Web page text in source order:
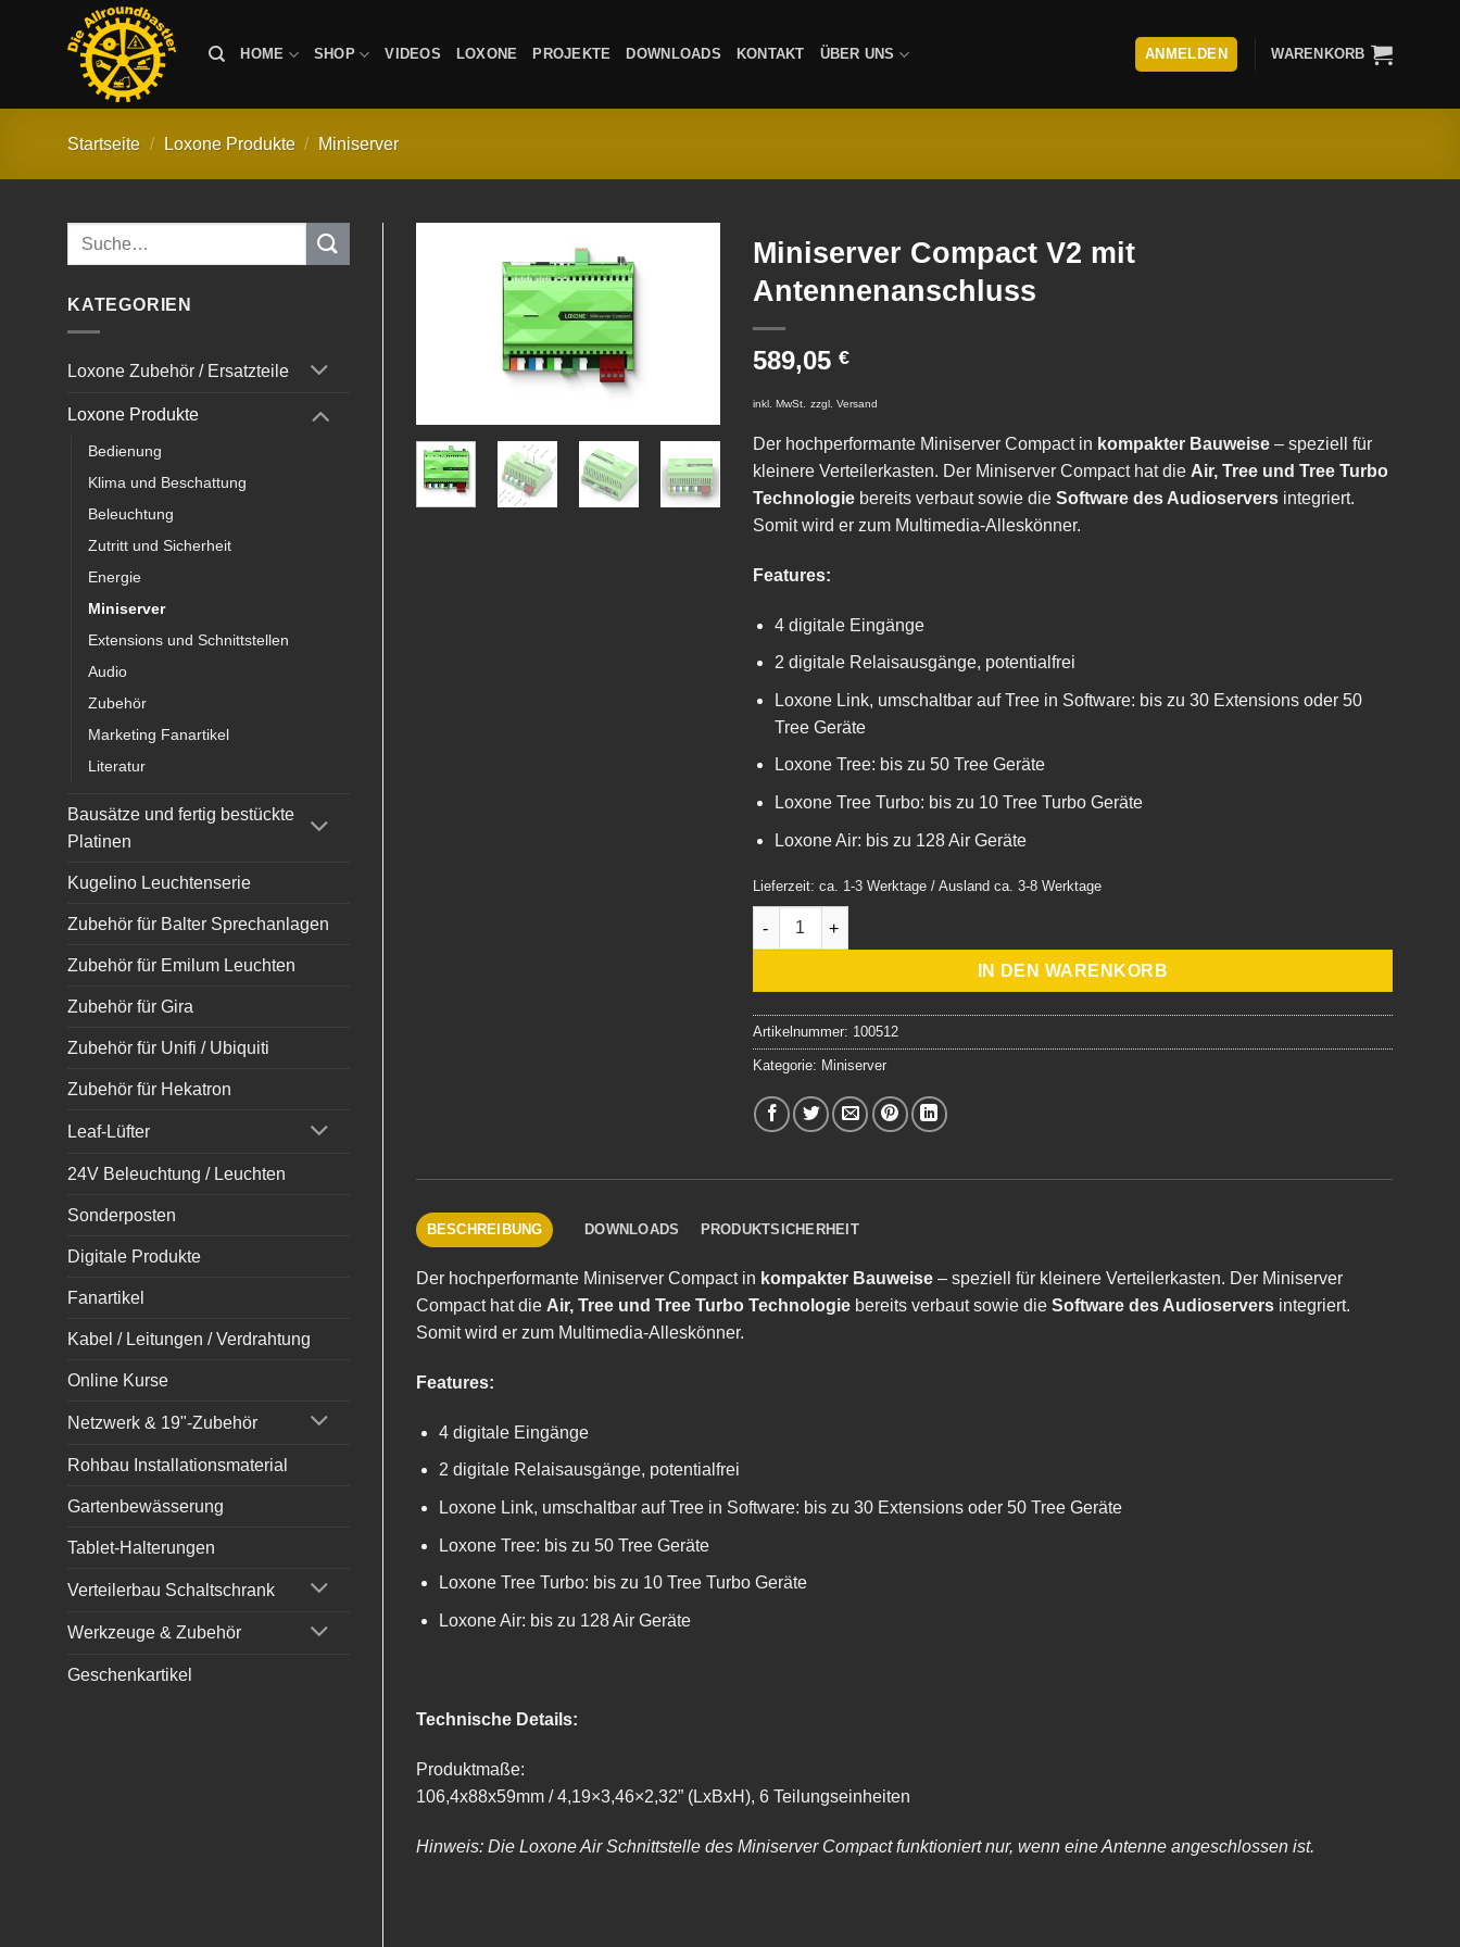
HOME SHOP VIDEOS LOXONE PROJEKTE DOWNLOADS KONTAKT ÜBER UNS ANMELDEN WARENKORB
Startseite / Loxone Produkte / Miniserver
Suche
KATEGORIEN
Loxone Zubehör / Ersatzteile
Loxone Produkte
Bedienung
Klima und Beschattung
Beleuchtung
Zutritt und Sicherheit
Energie
Miniserver
Extensions und Schnittstellen
Audio
Zubehör
Marketing Fanartikel
Literatur
Bausätze und fertig bestückte
Platinen
Kugelino Leuchtenserie
Zubehör für Balter Sprechanlagen
Zubehör für Emilum Leuchten
Zubehör für Gira
Zubehör für Unifi / Ubiquiti
Zubehör für Hekatron
Leaf-Lüfter
24V Beleuchtung / Leuchten
Sonderposten
Digitale Produkte
Fanartikel
Kabel / Leitungen / Verdrahtung
Online Kurse
Netzwerk & 19"-Zubehör
Rohbau Installationsmaterial
Gartenbewässerung
Tablet-Halterungen
Verteilerbau Schaltschrank
Werkzeuge & Zubehör
Geschenkartikel
Miniserver Compact V2 mit
Antennenanschluss
589,05 €
inkl. MwSt. zzgl. Versand
Der hochperformante Miniserver Compact in kompakter Bauweise– speziell für
kleinere Verteilerkasten. Der Miniserver Compact hat dieAir, Tree und Tree Turbo
Technologiebereits verbaut sowie die Software des Audioserversintegriert.
Somit wird er zum Multimedia-Alleskönner.
Features:
4 digitale Eingänge
2 digitale Relaisausgänge, potentialfrei
Loxone Link, umschaltbar auf Tree in Software: bis zu 30 Extensions oder 50
Tree Geräte
Loxone Tree: bis zu 50 Tree Geräte
Loxone Tree Turbo: bis zu 10 Tree Turbo Geräte
Loxone Air: bis zu 128 Air Geräte
Lieferzeit: ca. 1-3 Werktage / Ausland ca. 3-8 Werktage
Miniserver Compact V2 mit Antennenanschluss Menge
IN DEN WARENKORB
Artikelnummer: 100512
Kategorie: Miniserver
BESCHREIBUNG DOWNLOADS PRODUKTSICHERHEIT
Der hochperformante Miniserver Compact in kompakter Bauweise – speziell für kleinere Verteilerkasten. Der Miniserver
Compact hat die Air, Tree und Tree Turbo Technologie bereits verbaut sowie die Software des Audioservers integriert.
Somit wird er zum Multimedia-Alleskönner.
Features:
4 digitale Eingänge
2 digitale Relaisausgänge, potentialfrei
Loxone Link, umschaltbar auf Tree in Software: bis zu 30 Extensions oder 50 Tree Geräte
Loxone Tree: bis zu 50 Tree Geräte
Loxone Tree Turbo: bis zu 10 Tree Turbo Geräte
Loxone Air: bis zu 128 Air Geräte
Technische Details:
Produktmaße:
106,4x88x59mm / 4,19×3,46×2,32” (LxBxH), 6 Teilungseinheiten
Hinweis: Die Loxone Air Schnittstelle des Miniserver Compact funktioniert nur, wenn eine Antenne angeschlossen ist.